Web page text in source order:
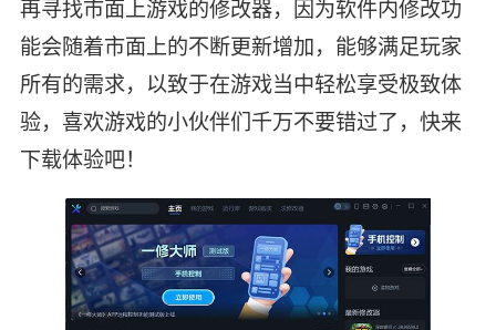
再寻找市面上游戏的修改器，因为软件内修改功
能会随着市面上的不断更新增加，能够满足玩家
所有的需求，以致于在游戏当中轻松享受极致体
验，喜欢游戏的小伙伴们千万不要错过了，快来
下载体验吧！